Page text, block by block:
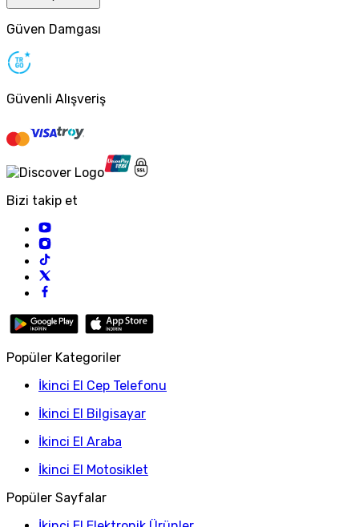
Güven Damgası
Güvenli Alışveriş
Bizi takip et
Popüler Kategoriler
İkinci El Cep Telefonu
İkinci El Bilgisayar
İkinci El Araba
İkinci El Motosiklet
Popüler Sayfalar